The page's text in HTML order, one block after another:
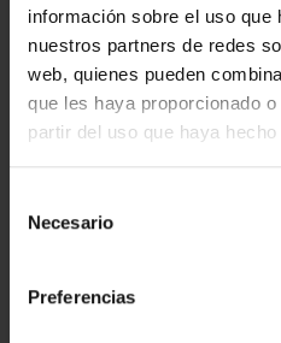
información sobre el uso que
nuestros partners de redes
web, quienes pueden
que les haya proporcionado
partir del uso que haya
Necesario
Preferencias
Mensaje